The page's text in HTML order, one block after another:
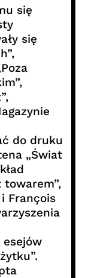
się
się
do druku
„Świat
towarem”,
François